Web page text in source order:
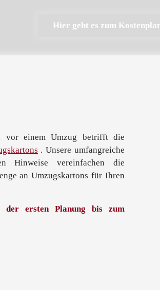
Hier geht es zum
vor einem Umzug betrifft die
. Unsere umfangreiche
Hinweise vereinfachen die
an Umzugskartons für Ihren
ersten Planung bis zum